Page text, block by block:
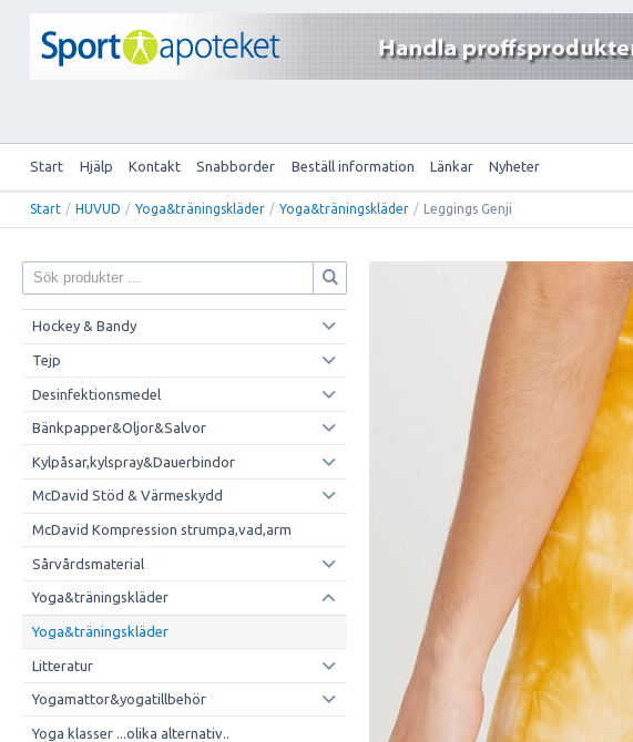
Start Hjälp Kontakt Snabborder Beställ information Länkar Nyheter
Start / HUVUD / Yoga&träningskläder / Yoga&träningskläder / Leggings Genji
Hockey & Bandy
Tejp
Desinfektionsmedel
Bänkpapper&Oljor&Salvor
Kylpåsar,kylspray&Dauerbindor
McDavid Stöd & Värmeskydd
McDavid Kompression strumpa,vad,arm
Sårvårdsmaterial
Yoga&träningskläder
Yoga&träningskläder
Litteratur
Yogamattor&yogatillbehör
Yoga klasser ...olika alternativ..